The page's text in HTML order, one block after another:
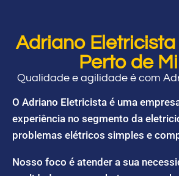
Adriano Eletricista
Perto de
Qualidade e agilidade é com
O Adriano Eletricista é uma
experiência no segmento da
problemas elétricos simples e
Nosso foco é atender a sua